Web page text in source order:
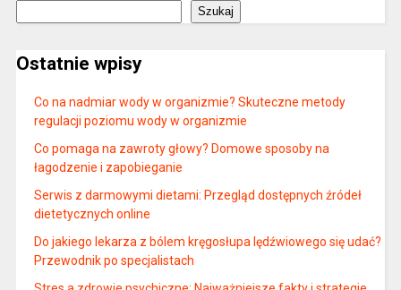
Szukaj
Ostatnie wpisy
Co na nadmiar wody w organizmie? Skuteczne metody
regulacji poziomu wody w organizmie
Co pomaga na zawroty głowy? Domowe sposoby na
łagodzenie i zapobieganie
Serwis z darmowymi dietami: Przegląd dostępnych źródeł
dietetycznych online
Do jakiego lekarza z bólem kręgosłupa lędźwiowego się udać?
Przewodnik po specjalistach